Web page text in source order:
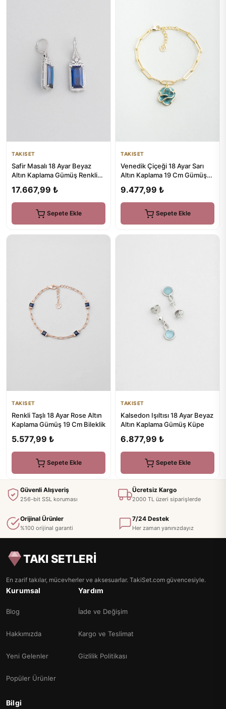
TAKISET
Safir Masalı 18 Ayar Beyaz
Altın Kaplama Gümüş Renkli
17.667,99 ₺
Sepete Ekle
TAKISET
Venedik Çiçeği 18 Ayar Sarı
Altın Kaplama 19 Cm Gümüş
9.477,99 ₺
Sepete Ekle
TAKISET
Renkli Taşlı 18 Ayar Rose Altın
Kaplama Gümüş 19 Cm Bileklik
5.577,99 ₺
Sepete Ekle
TAKISET
Kalsedon Işıltısı 18 Ayar Beyaz
Altın Kaplama Gümüş Küpe
6.877,99 ₺
Sepete Ekle
Güvenli Alışveriş
256-bit SSL koruması
Ücretsiz Kargo
2000 TL üzeri siparişlerde
Orijinal Ürünler
%100 orijinal garanti
7/24 Destek
Her zaman yanınızdayız
TAKI SETLERİ
En zarif takılar, mücevherler ve aksesuarlar. TakiSet.com güvencesiyle.
Kurumsal
Blog
Hakkımızda
Yeni Gelenler
Popüler Ürünler
Yardım
İade ve Değişim
Kargo ve Teslimat
Gizlilik Politikası
Bilgi